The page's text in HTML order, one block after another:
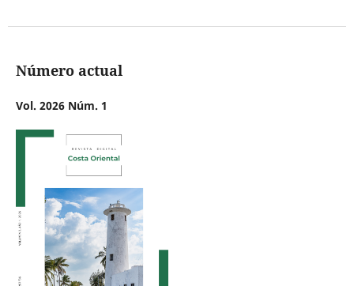
Número actual
Vol. 2026 Núm. 1